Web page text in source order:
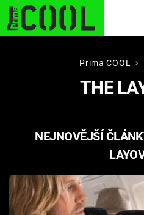
STARHOUSE BUFFY,
PLNEJ KOTEL
Filmy
Prima COOL
THE
NEJNOVĚJŠÍ